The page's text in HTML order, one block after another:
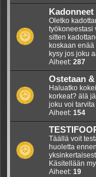
Oletko
työkoneestasi
sitten
koskaan
kysy jos joku
Aiheet: 287
Ostetaan &
Haluatko
korkeat? älä
joku voi tarvita
Aiheet: 154
Täällä voit
huoletta
Käsitellään
Aiheet: 19